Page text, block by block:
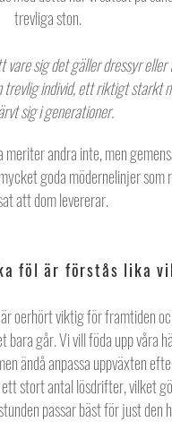
trevliga ston.
vare sig det gäller dressyr
individ, ett riktigt starkt
sig i generationer.
meriter andra inte, men
goda mödernelinjer som
att dom levererar.
föl är förstås lika
oerhört viktig för framtiden
bara går. Vi vill föda upp våra
ändå anpassa uppväxten
stort antal lösdrifter, vilket
passar bäst för just den